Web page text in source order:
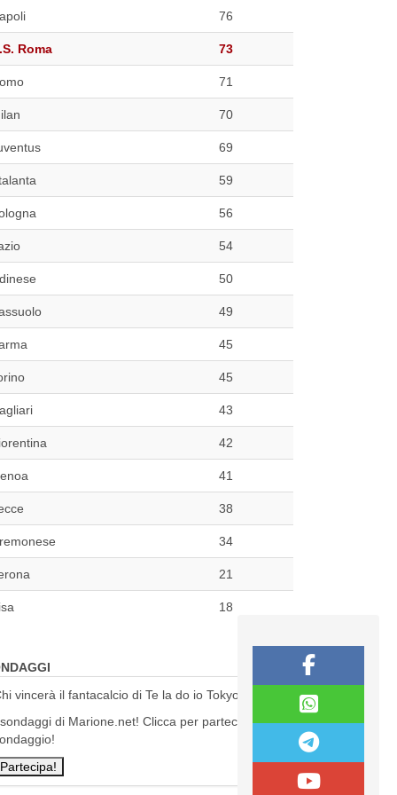
76
Roma 73
71
70
69
59
56
54
50
49
45
45
43
42
41
38
34
21
18
vincerà il fantacalcio di Te la do io Tokyo?
di Marione.net! Clicca per partecipare al